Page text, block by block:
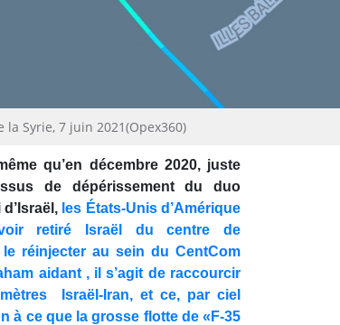
Syrie, 7 juin 2021(Opex360)
qu’en décembre 2020, juste
de dépérissement du duo
les États-Unis d’Amérique
retiré Israël du centre de
réinjecter au sein du CentCom
aidant , il s’agit de raccourcir
Israël-Iran, et ce, par ciel
à ce que la grosse flotte de «F-35